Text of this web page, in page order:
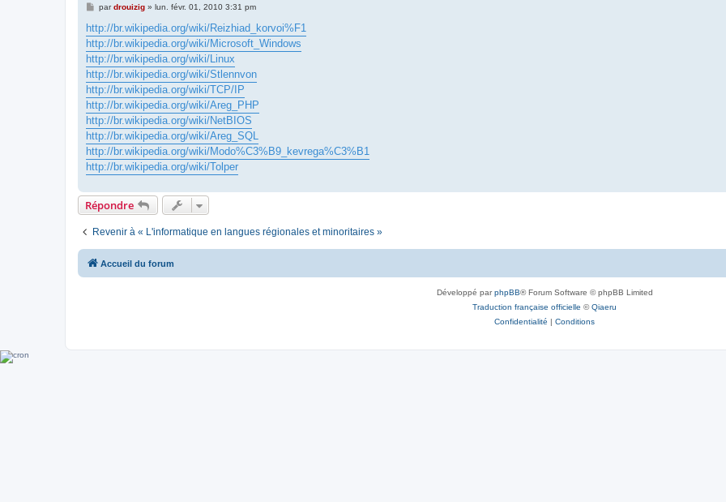
M
s
s
a
g
e
pardrouizig» lun. févr. 01, 2010 3:31 pm
http://br.wikipedia.org/wiki/Reizhiad_korvoi%F1
http://br.wikipedia.org/wiki/Microsoft_Windows
http://br.wikipedia.org/wiki/Linux
http://br.wikipedia.org/wiki/Stlennvon
http://br.wikipedia.org/wiki/TCP/IP
http://br.wikipedia.org/wiki/Areg_PHP
http://br.wikipedia.org/wiki/NetBIOS
http://br.wikipedia.org/wiki/Areg_SQL
http://br.wikipedia.org/wiki/Modo%C3%B9_kevrega%C3%B1
http://br.wikipedia.org/wiki/Tolper
Répondre
Revenir à « L'informatique en langues régionales et minoritaires »
Accueil du forum
Développé parphpBB® Forum Software © phpBB Limited
Traduction française officielle ©Qiaeru
Confidentialité | Conditions